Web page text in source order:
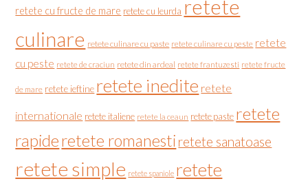
retete cu fructe de mare retete cu leurda retete
culinare retete culinare cu paste retete culinare cu peste retete
cu peste retete de craciun retete din ardeal retete frantuzesti retete fructe
de mare retete ieftine retete inedite retete
internationale retete italiene retete la ceaun retete paste retete
rapideretete romanesti retete sanatoase
retete simple retete spaniole retete